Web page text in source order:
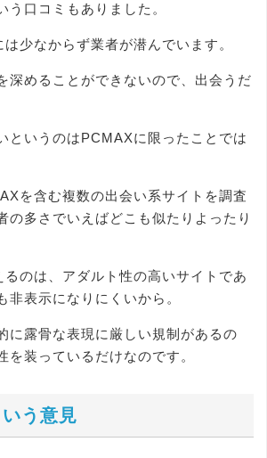
う口コミもありました。
少なからず業者が潜んでいます。
深めることができないので、出会うだ
というのはPCMAXに限ったことでは
を含む複数の出会い系サイトを調査
の多さでいえばどこも似たりよったり
のは、アダルト性の高いサイトであ
非表示になりにくいから。
に露骨な表現に厳しい規制があるの
を装っているだけなのです。
いう意見